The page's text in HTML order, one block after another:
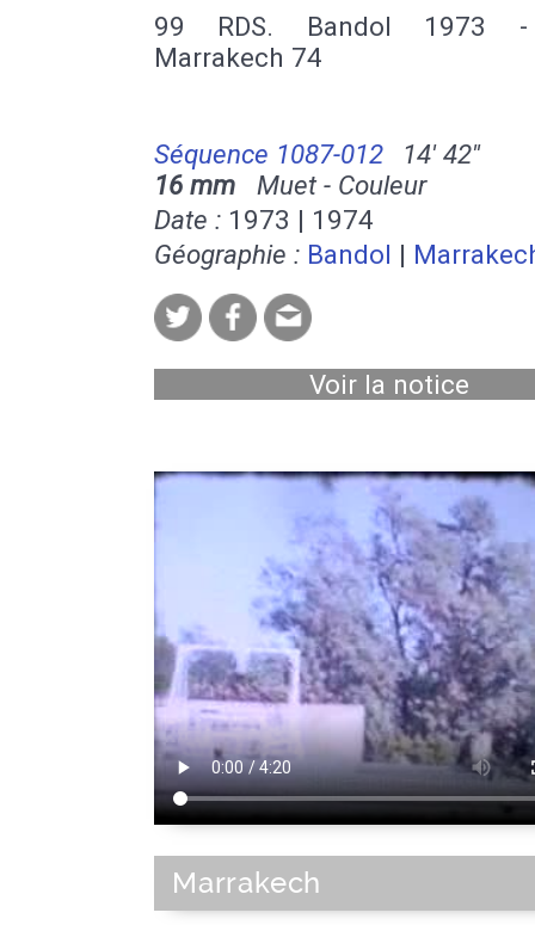
99 RDS. Bandol 1973 -
Marrakech 74
Séquence 1087-012
14' 42''
16 mm Muet - Couleur
Date : 1973 | 1974
Géographie : Bandol |
Voir la notice
Marrakech